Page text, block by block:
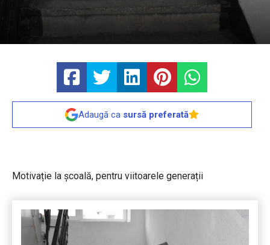
Adaugă ca sursă preferată
Motivație la școală, pentru viitoarele generații